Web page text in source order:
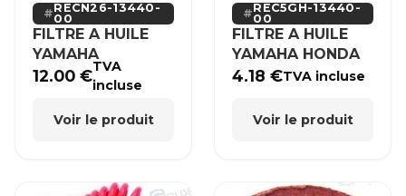
RECN26-13440-
00
FILTRE A HUILE
YAMAHA
12.00€TVA
incluse
Voir le produit
REC5GH-13440-
00
FILTRE A HUILE
YAMAHA HONDA
4.18€TVA incluse
Voir le produit